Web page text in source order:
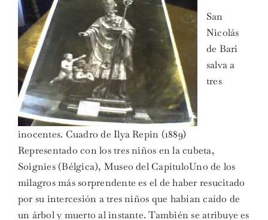
San
Nicolás
de Bari
salva a
tres
inocentes. Cuadro de Ilya Repin (1889)
Representado con los tres niños en la cubeta,
Soignies (Bélgica), Museo del CapítuloUno de los
milagros más sorprendente es el de haber resucitado
por su intercesión a tres niños que habían caído de
un árbol y muerto al instante. También se atribuye es